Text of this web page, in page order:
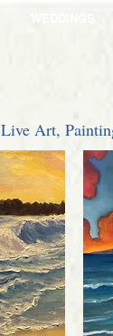
Live Art,